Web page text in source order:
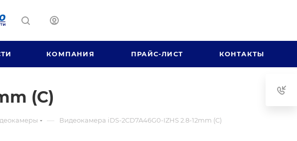
КОМПАНИЯ ПРАЙС-ЛИСТ КОНТАКТЫ
(C)
— Видеокамера iDS-2CD7A46G0-IZHS 2.8-12mm (C)